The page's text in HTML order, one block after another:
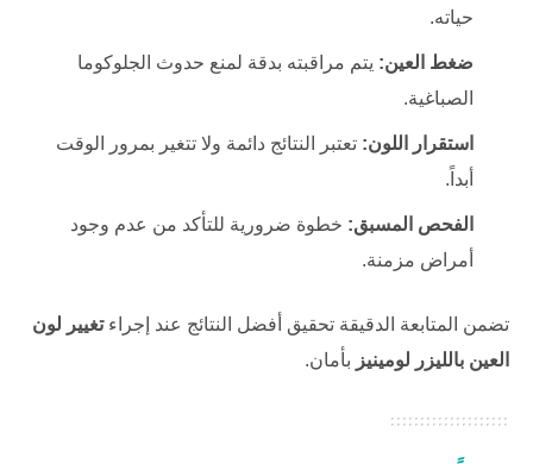
حياته.
ضغط العين: يتم مراقبته بدقة لمنع حدوث الجلوكوما
الصباغية.
استقرار اللون: تعتبر النتائج دائمة ولا تتغير بمرور الوقت
أبداً.
الفحص المسبق: خطوة ضرورية للتأكد من عدم وجود
أمراض مزمنة.
تضمن المتابعة الدقيقة تحقيق أفضل النتائج عند إجراءتغيير لون
العين بالليزر لومينيز بأمان.